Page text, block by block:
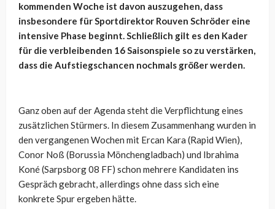
kommenden Woche ist davon auszugehen, dass
insbesondere für Sportdirektor Rouven Schröder eine
intensive Phase beginnt. Schließlich gilt es den Kader
für die verbleibenden 16 Saisonspiele so zu verstärken,
dass die Aufstiegschancen nochmals größer werden.
Ganz oben auf der Agenda steht die Verpflichtung eines
zusätzlichen Stürmers. In diesem Zusammenhang wurden in
den vergangenen Wochen mit Ercan Kara (Rapid Wien),
Conor Noß (Borussia Mönchengladbach) und Ibrahima
Koné (Sarpsborg 08 FF) schon mehrere Kandidaten ins
Gespräch gebracht, allerdings ohne dass sich eine
konkrete Spur ergeben hätte.